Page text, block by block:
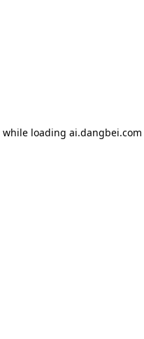
while loading ai.dangbei.com